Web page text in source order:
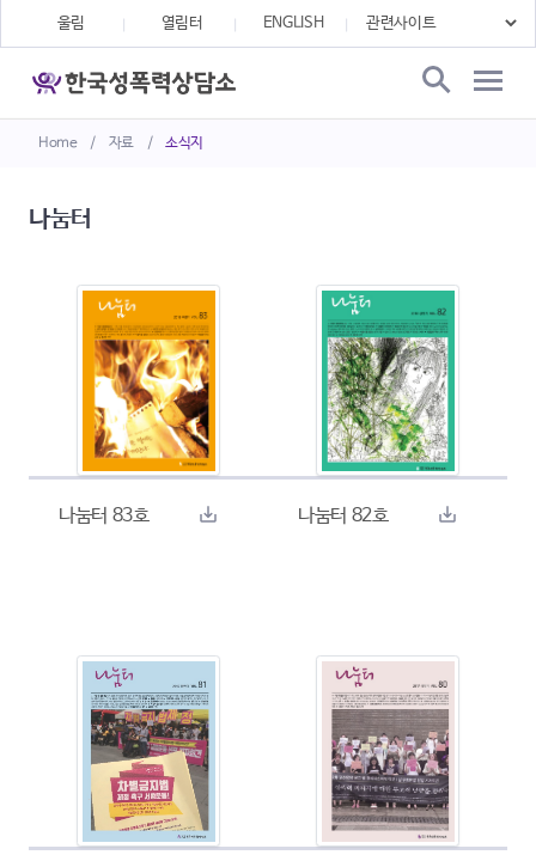
Home / 자료 / 소식지
울림 열림터 ENGLISH
나눔터
나눔터 83호 나눔터 82호